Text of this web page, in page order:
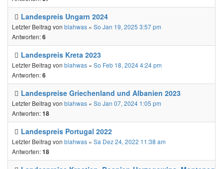
Landespreis Ungarn 2024
Letzter Beitrag von blahwas « So Jan 19, 2025 3:57 pm
Antworten:6
Landespreis Kreta 2023
Letzter Beitrag von blahwas « So Feb 18, 2024 4:24 pm
Antworten:6
Landespreise Griechenland und Albanien 2023
Letzter Beitrag von blahwas « So Jan 07, 2024 1:05 pm
Antworten:18
Landespreis Portugal 2022
Letzter Beitrag von blahwas « Sa Dez 24, 2022 11:38 am
Antworten:18